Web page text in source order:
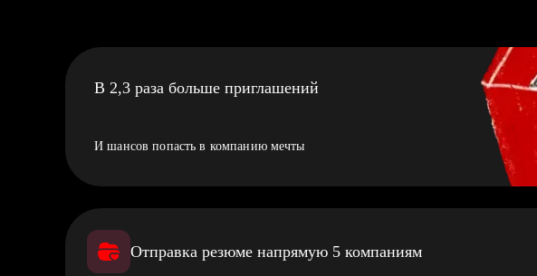
В 2,3 раза больше приглашений
И шансов попасть в компанию мечты
Отправка резюме напрямую 5 компаниям